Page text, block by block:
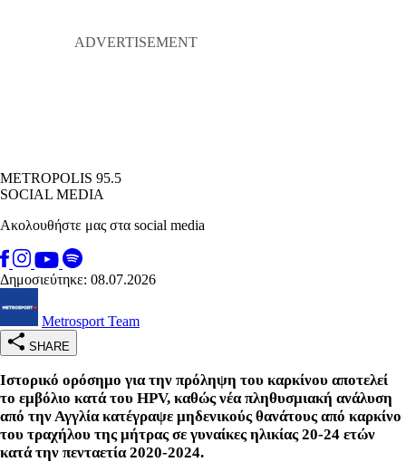
METROPOLIS 95.5
SOCIAL MEDIA
Ακολουθήστε μας στα social media
Δημοσιεύτηκε: 08.07.2026
Metrosport Team
SHARE
Ιστορικό ορόσημο για την πρόληψη του καρκίνου αποτελεί
το εμβόλιο κατά του HPV, καθώς νέα πληθυσμιακή ανάλυση
από την Αγγλία κατέγραψε μηδενικούς θανάτους από καρκίνο
του τραχήλου της μήτρας σε γυναίκες ηλικίας 20-24 ετών
κατά την πενταετία 2020-2024.